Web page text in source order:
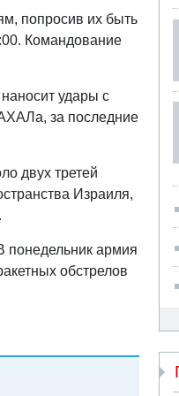
попросив их быть
Командование
удары с
за последние
двух третей
Израиля,
армия
обстрелов